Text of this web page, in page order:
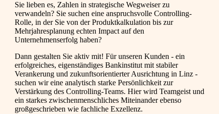
Sie lieben es, Zahlen in strategische Wegweiser zu
verwandeln? Sie suchen eine anspruchsvolle Controlling-
Rolle, in der Sie von der Produktkalkulation bis zur
Mehrjahresplanung echten Impact auf den
Unternehmenserfolg haben?
Dann gestalten Sie aktiv mit! Für unseren Kunden - ein
erfolgreiches, eigenständiges Bankinstitut mit stabiler
Verankerung und zukunftsorientierter Ausrichtung in Linz -
suchen wir eine analytisch starke Persönlichkeit zur
Verstärkung des Controlling-Teams. Hier wird Teamgeist und
ein starkes zwischenmenschliches Miteinander ebenso
großgeschrieben wie fachliche Exzellenz.